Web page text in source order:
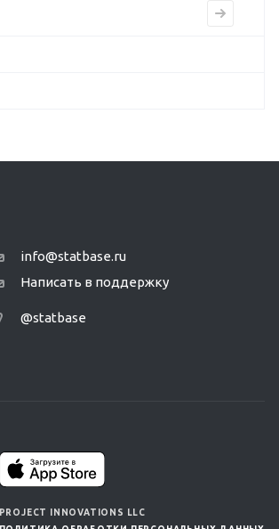
info@statbase.ru
Написать в поддержку
@statbase
PROJECT INNOVATIONS LLC